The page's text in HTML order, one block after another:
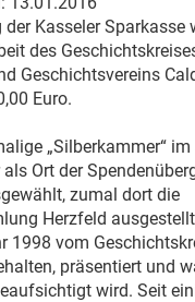
Kasseler Sparkasse
des
Geschichtsvereins
Euro.
„Silberkammer“
Ort der
zumal dort die
Herzfeld
1998 vom
präsentiert und
wird. Seit